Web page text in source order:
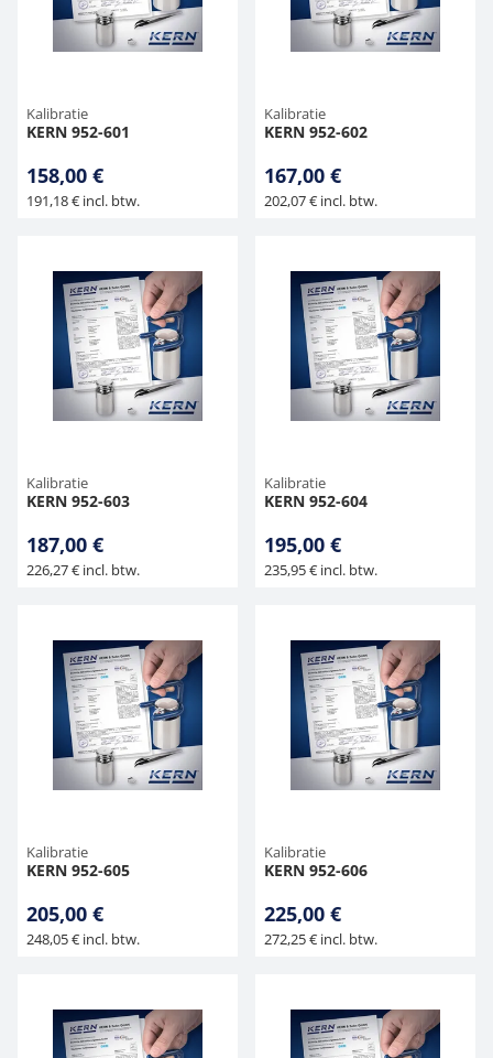
Kalibratie
KERN 952-601
158,00 €
191,18 € incl. btw.
Kalibratie
KERN 952-602
167,00 €
202,07 € incl. btw.
Kalibratie
KERN 952-603
187,00 €
226,27 € incl. btw.
Kalibratie
KERN 952-604
195,00 €
235,95 € incl. btw.
Kalibratie
KERN 952-605
205,00 €
248,05 € incl. btw.
Kalibratie
KERN 952-606
225,00 €
272,25 € incl. btw.
Hangende weegschalen
Orgelschalen
Weegschaal inclusief software
Spannings- en compressiebelastingcellen
Videomicroscopen
Accessoires
Toepassingen voor experts
Newton-gewichten
Geluidsniveaumeter